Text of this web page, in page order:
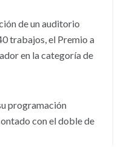
de un auditorio
trabajos, el Premio a
en la categoría de
programación
con el doble de